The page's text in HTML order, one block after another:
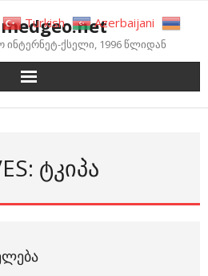
ინტერნეტ-ქსელი, 1996 წლიდან
ᲢᲙᲘᲞᲐ
Turkish
Azerbaijani